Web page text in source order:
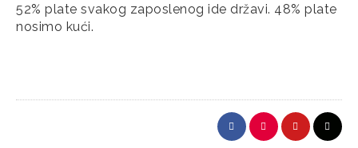
52% plate svakog zaposlenog ide državi. 48% plate
nosimo kući.